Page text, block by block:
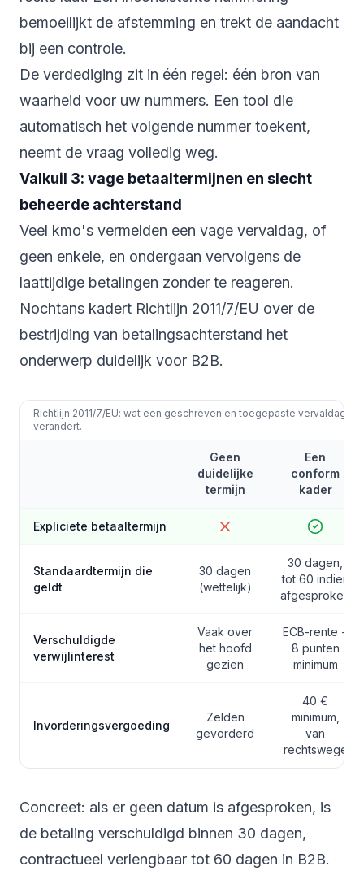
bemoeilijkt de afstemming en trekt de aandacht
bij een controle.
De verdediging zit in één regel: één bron van
waarheid voor uw nummers. Een tool die
automatisch het volgende nummer toekent,
neemt de vraag volledig weg.
Valkuil 3: vage betaaltermijnen en slecht
beheerde achterstand
Veel kmo's vermelden een vage vervaldag, of
geen enkele, en ondergaan vervolgens de
laattijdige betalingen zonder te reageren.
Nochtans kadert Richtlijn 2011/7/EU over de
bestrijding van betalingsachterstand het
onderwerp duidelijk voor B2B.
Richtlijn 2011/7/EU: wat een geschreven en toegepaste vervaldag
verandert.
Geen
duidelijke
termijn
Een
conform
kader
Expliciete betaaltermijn
Standaardtermijn die
geldt
30 dagen
(wettelijk)
30 dagen,
tot 60 indien
afgesproken
Verschuldigde
verwijlinterest
Vaak over
het hoofd
gezien
ECB-rente +
8 punten
minimum
Invorderingsvergoeding
Zelden
gevorderd
40 €
minimum,
van
rechtswege
Concreet: als er geen datum is afgesproken, is
de betaling verschuldigd binnen 30 dagen,
contractueel verlengbaar tot 60 dagen in B2B.